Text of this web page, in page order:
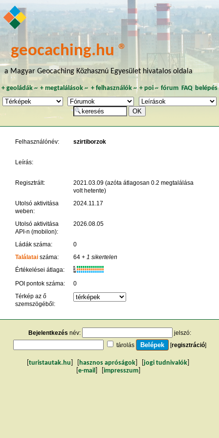
geocaching.hu ®
a Magyar Geocaching Közhasznú Egyesület hivatalos oldala
+ geoládák~ +megtalálások ~ + felhasználók~ + poi~ fórum FAQ belépés
Felhasználónév: szirtiborzok
Leírás:
Regisztrált:
2021.03.09 (azóta átlagosan 0.2 megtalálása
volt hetente)
Utolsó aktivitása
weben:
2024.11.17
Utolsó aktivitása
API-n (mobilon):
2026.08.05
Ládák száma:
0
Találataiszáma: 64+ 1 sikertelen
Értékelései átlaga:
K
R
W
POI pontok száma:
0
Térkép az ő
szemszögéből:
Bejelentkezés név:
jelszó:
tárolás
[regisztráció]
turistautak.hu hasznos apróságok jogi tudnivalók
e-mail impresszum]